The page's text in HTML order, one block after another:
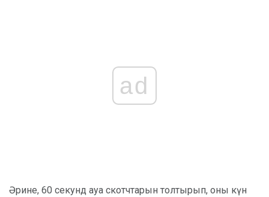
ad
Әрине, 60 секунд ауа скотчтарын толтырып, оны күн